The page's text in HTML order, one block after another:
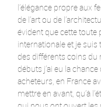
l’élégance propre aux
de l’art ou de
évident que cette toute
internationale et je
des différents coins
débuts j’ai eu la
acheteurs, en France
mettre en avant, qu’à